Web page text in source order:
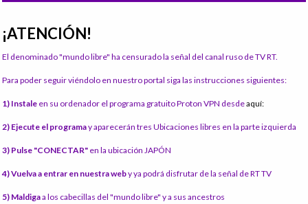
¡ATENCIÓN!
El denominado "mundo libre" ha censurado la señal del canal ruso de TV RT.
Para poder seguir viéndolo en nuestro portal siga las instrucciones siguientes:
1) Instale en su ordenador el programa gratuito Proton VPN desdeaquí:
2) Ejecute el programay aparecerán tres Ubicaciones libres en la parte izquierda
3) Pulse "CONECTAR" en la ubicación JAPÓN
4) Vuelva a entrar en nuestra weby ya podrá disfrutar de la señal de RT TV
5) Maldigaa los cabecillas del "mundo libre" y a sus ancestros